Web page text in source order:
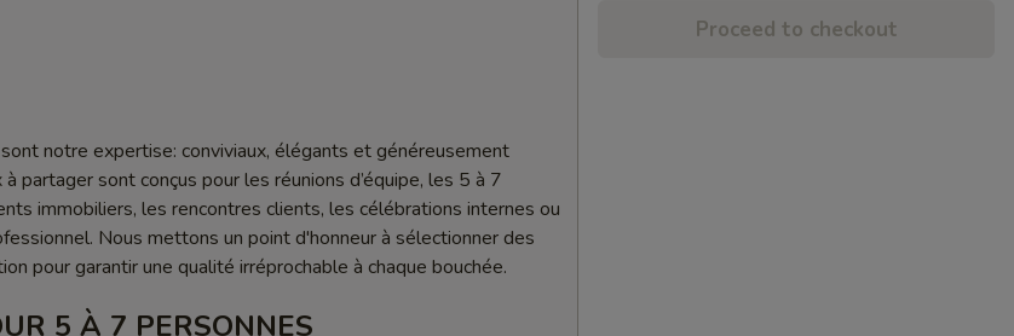
notre expertise: conviviaux, élégants et généreusement
partager sont conçus pour les réunions d’équipe, les 5 à 7
immobiliers, les rencontres clients, les célébrations internes ou
Nous mettons un point d'honneur à sélectionner des
pour garantir une qualité irréprochable à chaque bouchée.
5 À 7 PERSONNES
Proceed to checkout